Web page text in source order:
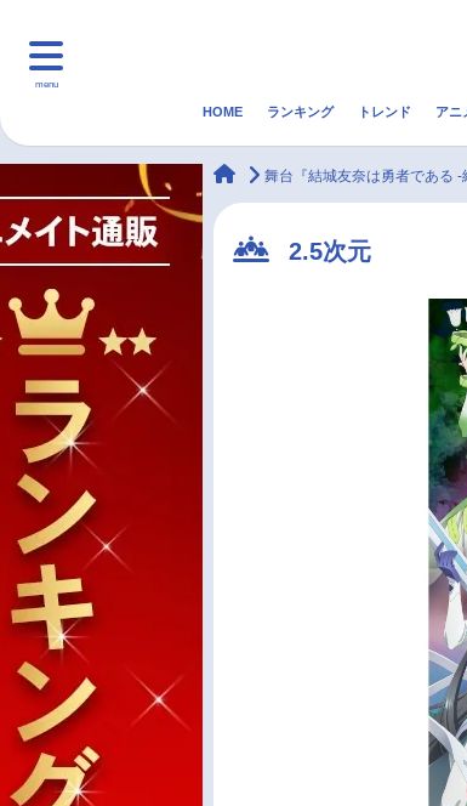
menu
マンガ・ラノベ ゲーム・アプリ
最新記
アニメ記
声優記
HOME ランキング トレンド アニ
animateTimes
舞台『結城友奈は勇者である -
2.5次元